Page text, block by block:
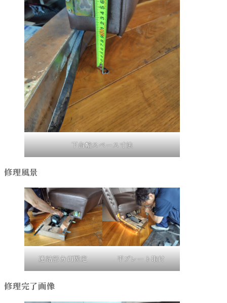
下台輪スペース寸法
修理風景
連結部分再固定 平プレート取付
修理完了画像